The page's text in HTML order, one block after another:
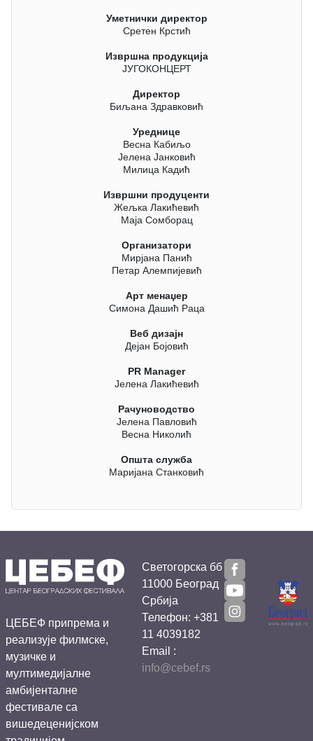
Уметнички директор
Сретен Крстић
Извршна продукција
ЈУГОКОНЦЕРТ
Директор
Биљана Здравковић
Уреднице
Весна Кабиљо
Јелена Јанковић
Милица Кадић
Извршни продуценти
Жељка Лакићевић
Маја Сомборац
Организатори
Мирјана Панић
Петар Алемпијевић
Арт менаџер
Симона Дашић Раца
Веб дизајн
Дејан Бојовић
PR Manager
Јелена Лакићевић
Рачуноводство
Јелена Павловић
Весна Николић
Општа служба
Маријана Станковић
ЦЕБЕФ припрема и
реализује филмске,
музичке и
мултимедијалне
амбијенталне
фестивале са
вишедеценијском
Светогорска бб
11000 Београд
Србија
Телефон: +381
11 4039182
Email :
info@cebef.rs